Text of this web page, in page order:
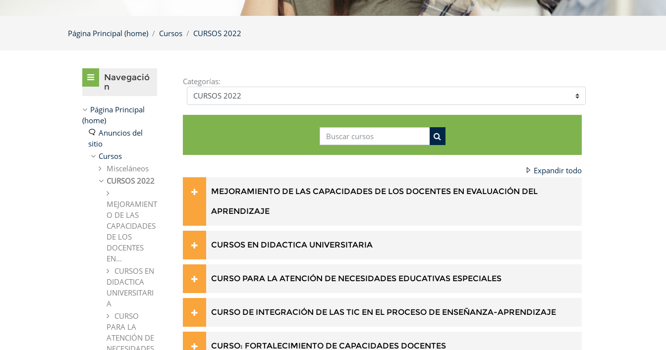
Página Principal (home) Cursos CURSOS 2022
Categorías:
Buscar cursos
Buscar cursos
Expandir todo
MEJORAMIENTO DE LAS CAPACIDADES DE LOS DOCENTES EN EVALUACIÓN DEL
APRENDIZAJE
CURSOS EN DIDACTICA UNIVERSITARIA
CURSO PARA LA ATENCIÓN DE NECESIDADES EDUCATIVAS ESPECIALES
CURSO DE INTEGRACIÓN DE LAS TIC EN EL PROCESO DE ENSEÑANZA-APRENDIZAJE
CURSO: FORTALECIMIENTO DE CAPACIDADES DOCENTES
Navegació
n
Página Principal
(home)
Anuncios del
sitio
Cursos
Misceláneos
CURSOS 2022
MEJORAMIENT
O DE LAS
CAPACIDADES
DE LOS
DOCENTES
EN...
CURSOS EN
DIDACTICA
UNIVERSITARI
A
CURSO
PARA LA
ATENCIÓN DE